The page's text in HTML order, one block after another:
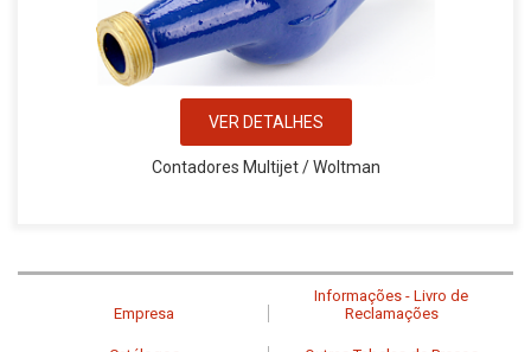
VER DETALHES
Contadores Multijet / Woltman
Empresa
Informações - Livro de
Reclamações